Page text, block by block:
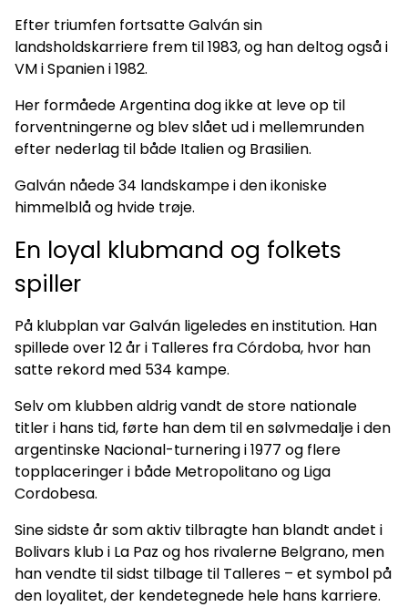
Efter triumfen fortsatte Galván sin
landsholdskarriere frem til 1983, og han deltog også i
VM i Spanien i 1982.
Her formåede Argentina dog ikke at leve op til
forventningerne og blev slået ud i mellemrunden
efter nederlag til både Italien og Brasilien.
Galván nåede 34 landskampe i den ikoniske
himmelblå og hvide trøje.
En loyal klubmand og folkets
spiller
På klubplan var Galván ligeledes en institution. Han
spillede over 12 år i Talleres fra Córdoba, hvor han
satte rekord med 534 kampe.
Selv om klubben aldrig vandt de store nationale
titler i hans tid, førte han dem til en sølvmedalje i den
argentinske Nacional-turnering i 1977 og flere
topplaceringer i både Metropolitano og Liga
Cordobesa.
Sine sidste år som aktiv tilbragte han blandt andet i
Bolivars klub i La Paz og hos rivalerne Belgrano, men
han vendte til sidst tilbage til Talleres – et symbol på
den loyalitet, der kendetegnede hele hans karriere.